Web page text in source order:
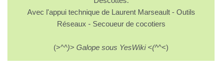
Avec l'appui technique de Laurent Marseault - Outils
Réseaux - Secoueur de cocotiers
(>^^)> Galope sous YesWiki <(^^<)